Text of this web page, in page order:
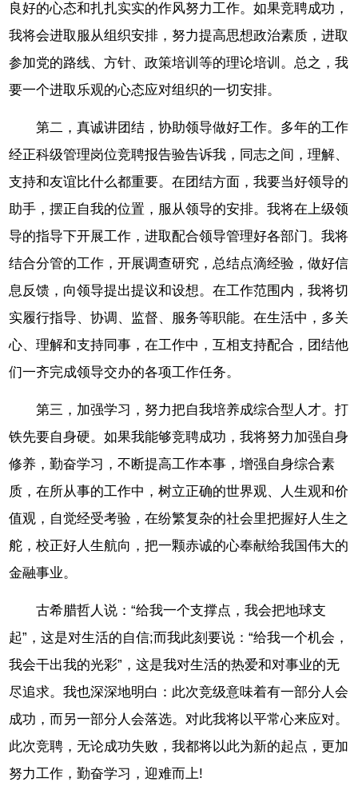
良好的心态和扎扎实实的作风努力工作。如果竞聘成功，
我将会进取服从组织安排，努力提高思想政治素质，进取
参加党的路线、方针、政策培训等的理论培训。总之，我
要一个进取乐观的心态应对组织的一切安排。
第二，真诚讲团结，协助领导做好工作。多年的工作
经正科级管理岗位竞聘报告验告诉我，同志之间，理解、
支持和友谊比什么都重要。在团结方面，我要当好领导的
助手，摆正自我的位置，服从领导的安排。我将在上级领
导的指导下开展工作，进取配合领导管理好各部门。我将
结合分管的工作，开展调查研究，总结点滴经验，做好信
息反馈，向领导提出提议和设想。在工作范围内，我将切
实履行指导、协调、监督、服务等职能。在生活中，多关
心、理解和支持同事，在工作中，互相支持配合，团结他
们一齐完成领导交办的各项工作任务。
第三，加强学习，努力把自我培养成综合型人才。打
铁先要自身硬。如果我能够竞聘成功，我将努力加强自身
修养，勤奋学习，不断提高工作本事，增强自身综合素
质，在所从事的工作中，树立正确的世界观、人生观和价
值观，自觉经受考验，在纷繁复杂的社会里把握好人生之
舵，校正好人生航向，把一颗赤诚的心奉献给我国伟大的
金融事业。
古希腊哲人说：“给我一个支撑点，我会把地球支
起”，这是对生活的自信;而我此刻要说：“给我一个机会，
我会干出我的光彩”，这是我对生活的热爱和对事业的无
尽追求。我也深深地明白：此次竞级意味着有一部分人会
成功，而另一部分人会落选。对此我将以平常心来应对。
此次竞聘，无论成功失败，我都将以此为新的起点，更加
努力工作，勤奋学习，迎难而上!